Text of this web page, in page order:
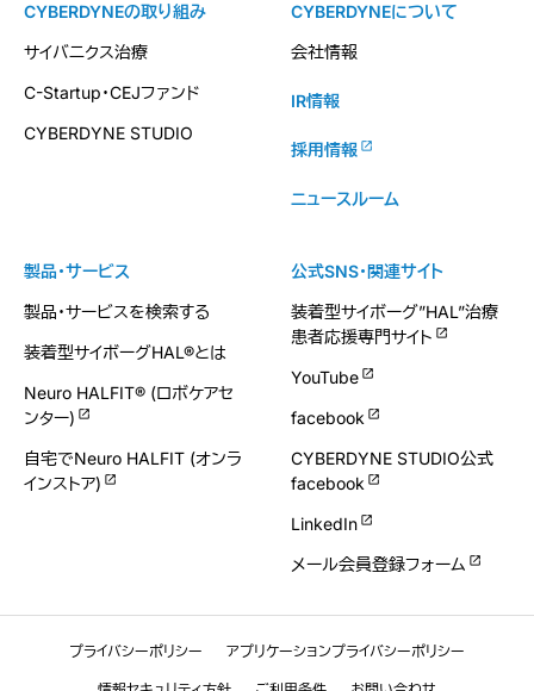
製品・サービス
製品・サービスを検索する
装着型サイボーグHAL®とは
Neuro HALFIT® (ロボケアセ
ンター)
自宅でNeuro HALFIT (オンラ
インストア)
CYBERDYNEの取り組み
サイバニクス治療
C-Startup・CEJファンド
CYBERDYNE STUDIO
CYBERDYNEについて
会社情報
IR情報
採用情報
ニュースルーム
公式SNS・関連サイト
装着型サイボーグ”HAL”治療
患者応援専門サイト
YouTube
facebook
CYBERDYNE STUDIO公式
facebook
LinkedIn
メール会員登録フォーム
プライバシーポリシー アプリケーションプライバシーポリシー